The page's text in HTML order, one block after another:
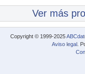
Ver más
Copyright © 1999-2025
Aviso legal .